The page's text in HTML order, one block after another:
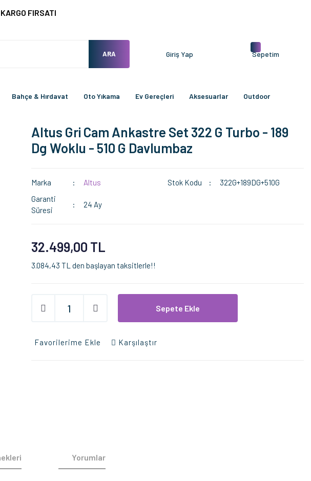
FIRSATI
ARA Giriş Yap Sepetim
Bahçe & Hırdavat Oto Yıkama Ev Gereçleri Aksesuarlar Outdoor
Altus Gri Cam Ankastre Set 322 G Turbo - 189
Dg Woklu - 510 G Davlumbaz
Marka Altus Stok Kodu
322G+189DG+510G
Garanti
Süresi
24 Ay
32.499,00 TL
3.084,43 TL den başlayan taksitlerle!!
Sepete Ekle
Favorilerime Ekle Karşılaştır
Yorumlar